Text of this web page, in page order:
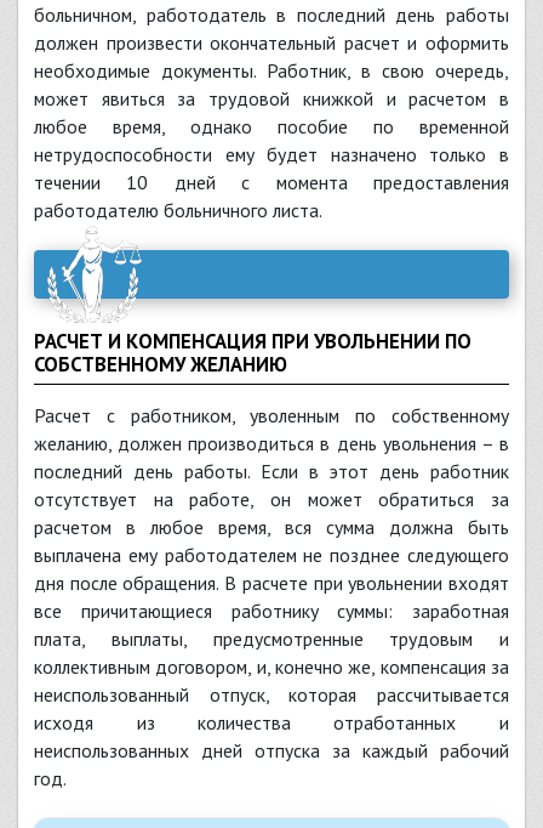
больничном, работодатель в последний день работы
должен произвести окончательный расчет и оформить
необходимые документы. Работник, в свою очередь,
может явиться за трудовой книжкой и расчетом в
любое время, однако пособие по временной
нетрудоспособности ему будет назначено только в
течении 10 дней с момента предоставления
работодателю больничного листа.
РАСЧЕТ И КОМПЕНСАЦИЯ ПРИ УВОЛЬНЕНИИ ПО
СОБСТВЕННОМУ ЖЕЛАНИЮ
Расчет с работником, уволенным по собственному
желанию, должен производиться в день увольнения – в
последний день работы. Если в этот день работник
отсутствует на работе, он может обратиться за
расчетом в любое время, вся сумма должна быть
выплачена ему работодателем не позднее следующего
дня после обращения. В расчете при увольнении входят
все причитающиеся работнику суммы: заработная
плата, выплаты, предусмотренные трудовым и
коллективным договором, и, конечно же, компенсация за
неиспользованный отпуск, которая рассчитывается
исходя из количества отработанных и
неиспользованных дней отпуска за каждый рабочий
год.